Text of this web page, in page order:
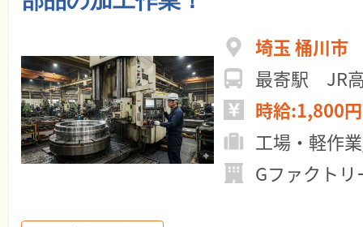
埼玉 桶川市
最寄駅 JR
時給:1,800
工場・軽作
Gファクト